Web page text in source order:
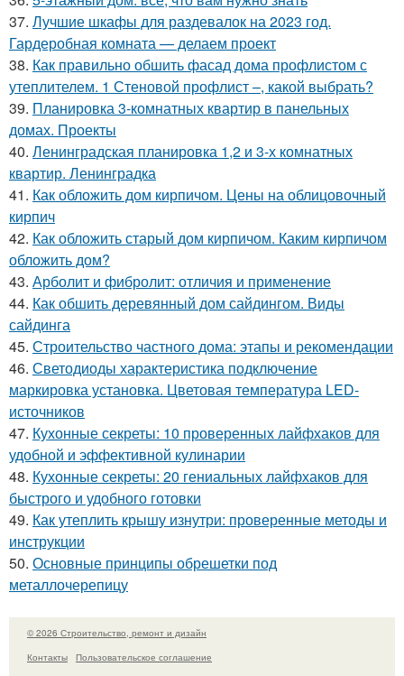
37. Лучшие шкафы для раздевалок на 2023 год.
Гардеробная комната — делаем проект
38. Как правильно обшить фасад дома профлистом с
утеплителем. 1 Стеновой профлист –, какой выбрать?
39. Планировка 3-комнатных квартир в панельных
домах. Проекты
40. Ленинградская планировка 1,2 и 3-х комнатных
квартир. Ленинградка
41. Как обложить дом кирпичом. Цены на облицовочный
кирпич
42. Как обложить старый дом кирпичом. Каким кирпичом
обложить дом?
43. Арболит и фибролит: отличия и применение
44. Как обшить деревянный дом сайдингом. Виды
сайдинга
45. Строительство частного дома: этапы и рекомендации
46. Светодиоды характеристика подключение
маркировка установка. Цветовая температура LED-
источников
47. Кухонные секреты: 10 проверенных лайфхаков для
удобной и эффективной кулинарии
48. Кухонные секреты: 20 гениальных лайфхаков для
быстрого и удобного готовки
49. Как утеплить крышу изнутри: проверенные методы и
инструкции
50. Основные принципы обрешетки под
металлочерепицу
© 2026 Строительство, ремонт и дизайн
Контакты
Пользовательское соглашение